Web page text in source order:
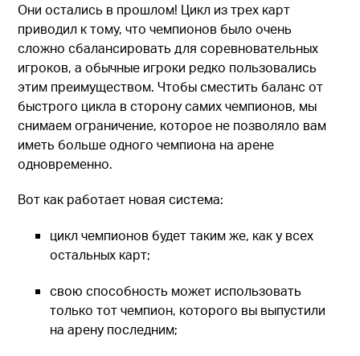
Они остались в прошлом! Цикл из трех карт
приводил к тому, что чемпионов было очень
сложно сбалансировать для соревновательных
игроков, а обычные игроки редко пользовались
этим преимуществом. Чтобы сместить баланс от
быстрого цикла в сторону самих чемпионов, мы
снимаем ограничение, которое не позволяло вам
иметь больше одного чемпиона на арене
одновременно.
Вот как работает новая система:
цикл чемпионов будет таким же, как у всех
остальных карт;
свою способность может использовать
только тот чемпион, которого вы выпустили
на арену последним;